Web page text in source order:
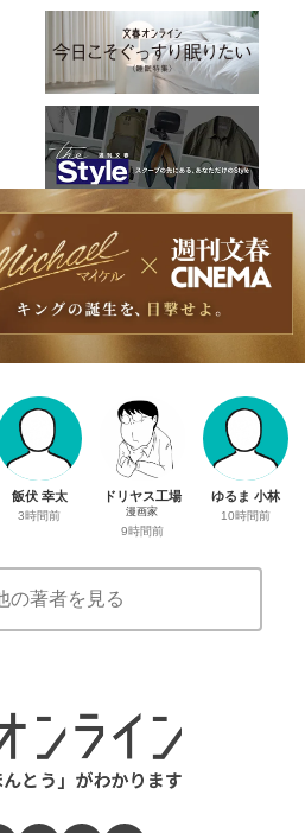
飯伏 幸太
3時間前
ドリヤス工場
漫画家
9時間前
ゆるま 小林
10時間前
の著者を見る